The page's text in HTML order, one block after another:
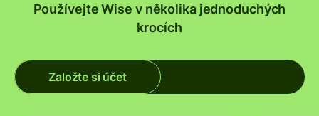
Používejte Wise v několika jednoduchých
krocích
Založte si účet